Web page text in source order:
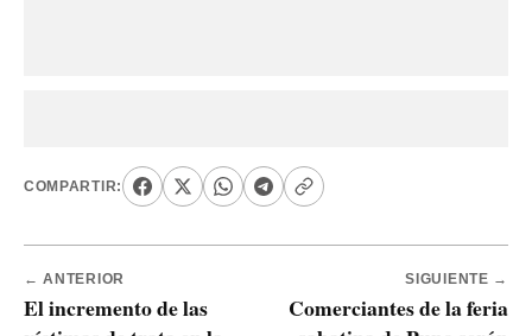
COMPARTIR:
← ANTERIOR
El incremento de las
SIGUIENTE →
Comerciantes de la feria